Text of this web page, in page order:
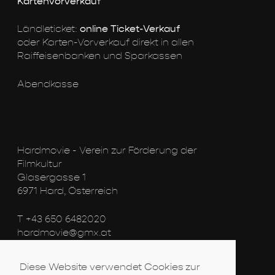
Diese Website verwendet Cookies zur
Ländleticket: online Ticket-Verkauf
oder Karten-Vorverkauf direkt in allen
Raiffeisenbanken und Sparkassen
Abendkasse
Hardmovie - Verein zur Förderung der
Filmkultur
Glasergasse 1
6971 Hard, Österreich
T +43 650 6482020
hardmovie@gmx.at
www.hard-kinoamsee.at